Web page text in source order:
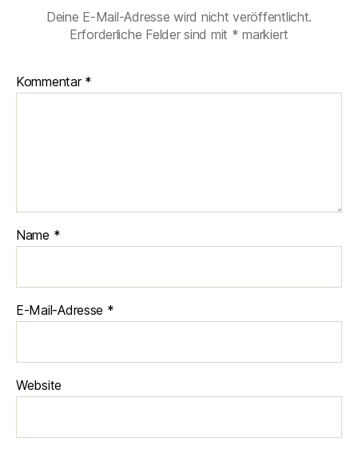
Deine E-Mail-Adresse wird nicht veröffentlicht.
Erforderliche Felder sind mit * markiert
Kommentar *
Name *
E-Mail-Adresse *
Website